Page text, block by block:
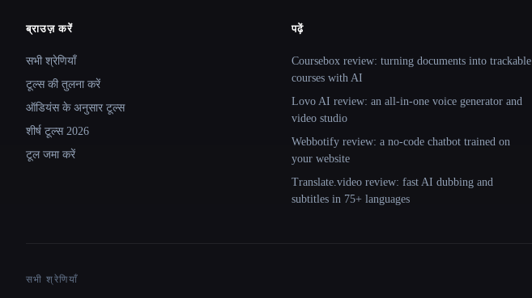
Site navigation
ब्राउज़ करें
सभी श्रेणियाँ
टूल्स की तुलना करें
ऑडियंस के अनुसार टूल्स
शीर्ष टूल्स 2026
टूल जमा करें
पढ़ें
Coursebox review: turning documents into trackable
courses with AI
Lovo AI review: an all-in-one voice generator and
video studio
Webbotify review: a no-code chatbot trained on
your website
Translate.video review: fast AI dubbing and
subtitles in 75+ languages
सभी श्रेणियाँ